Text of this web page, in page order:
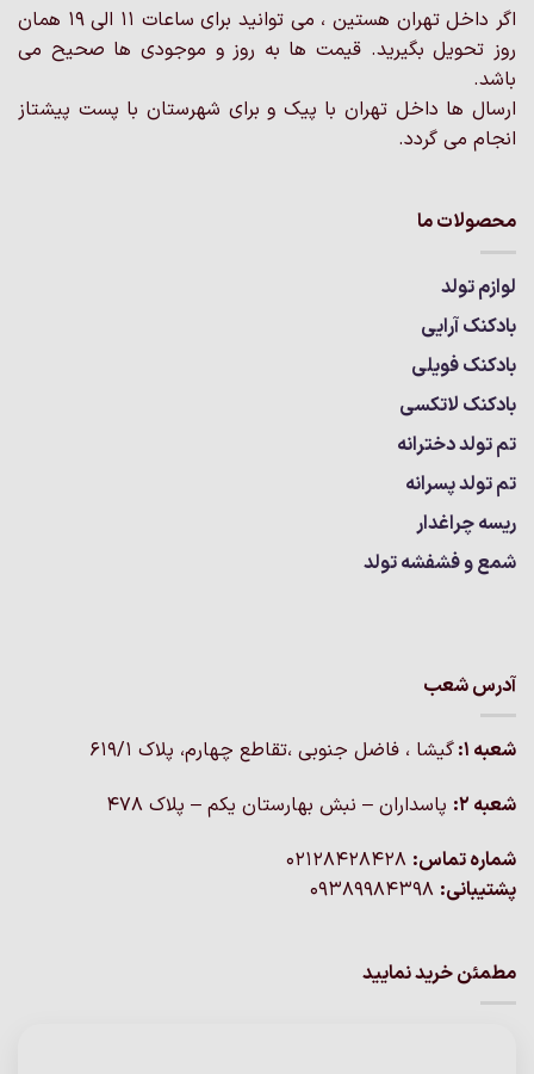
محصول
انتخاب
شوند
اگر داخل تهران هستین ، می توانید برای ساعات 11 الی 19 همان
روز تحویل بگیرید. قیمت ها به روز و موجودی ها صحیح می
باشد.
ارسال ها داخل تهران با پیک و برای شهرستان با پست پیشتاز
انجام می گردد.
محصولات ما
لوازم تولد
بادکنک آرایی
بادکنک فویلی
بادکنک لاتکسی
تم تولد دخترانه
تم تولد پسرانه
ریسه چراغدار
شمع و فشفشه تولد
آدرس شعب
شعبه 1:
گيشا ، فاضل جنوبی ،تقاطع چهارم، پلاک 619/1
شعبه 2:
پاسداران – نبش بهارستان یکم – پلاک ۴۷۸
شماره تماس:
پشتیبانی:
مطمئن خرید نمایید